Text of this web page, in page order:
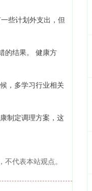
些计划外支出，但
的结果。 健康方
，多学习行业相关
制定调理方案，这
代表本站观点。